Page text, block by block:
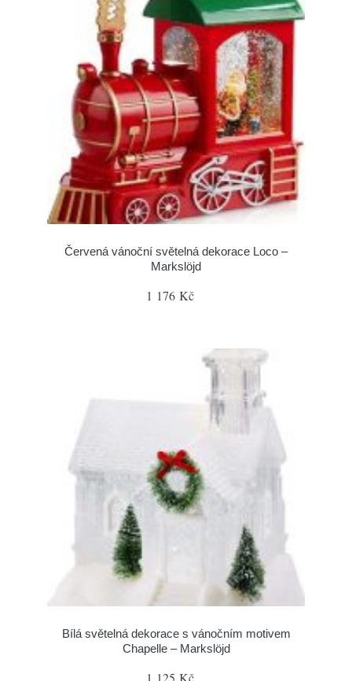
Červená vánoční světelná dekorace Loco –
Markslöjd
1 176 Kč
Bílá světelná dekorace s vánočním motivem
Chapelle – Markslöjd
1 125 Kč